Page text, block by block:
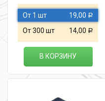
От 1 шт 19,00 Р
От 300 шт 14,00 Р
В КОРЗИНУ